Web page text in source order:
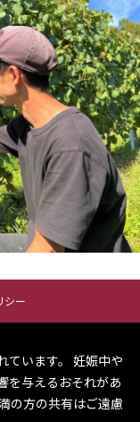
シー
います。 妊娠中や
を与えるおそれがあ
の方の共有はご遠慮